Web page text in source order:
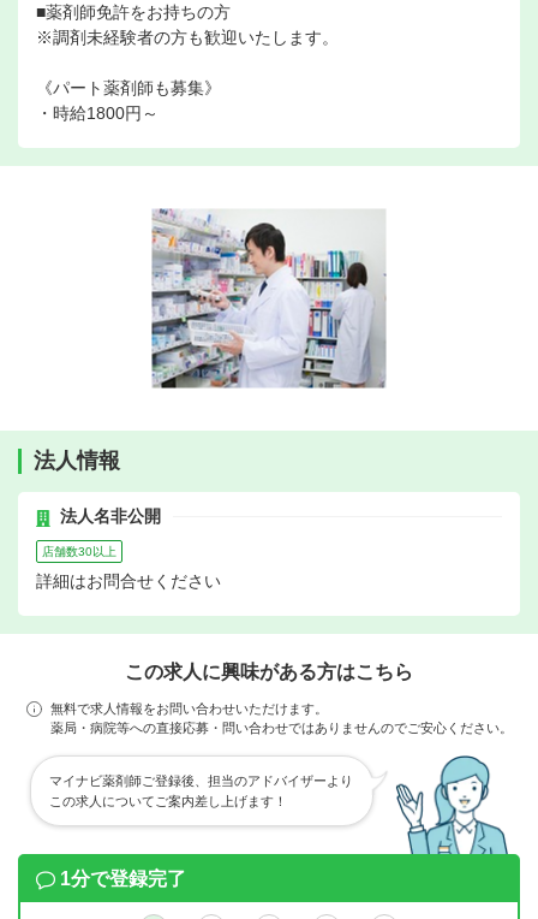
■薬剤師免許をお持ちの方
※調剤未経験者の方も歓迎いたします。
《パート薬剤師も募集》
・時給1800円～
法人情報
法人名非公開
店舗数30以上
詳細はお問合せください
この求人に興味がある方はこちら
無料で求人情報をお問い合わせいただけます。
薬局・病院等への直接応募・問い合わせではありませんのでご安心ください。
マイナビ薬剤師ご登録後、担当のアドバイザーより
この求人についてご案内差し上げます！
1分で登録完了